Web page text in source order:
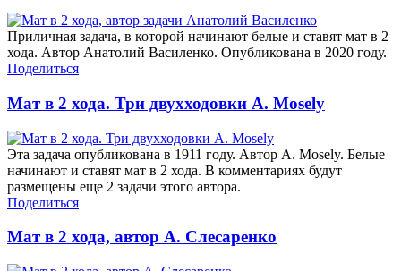
Приличная задача, в которой начинают белые и ставят мат в 2
хода. Автор Анатолий Василенко. Опубликована в 2020 году.
Поделиться
Мат в 2 хода. Три двухходовки A. Mosely
Эта задача опубликована в 1911 году. Автор A. Mosely. Белые
начинают и ставят мат в 2 хода. В комментариях будут
размещены еще 2 задачи этого автора.
Поделиться
Мат в 2 хода, автор А. Слесаренко